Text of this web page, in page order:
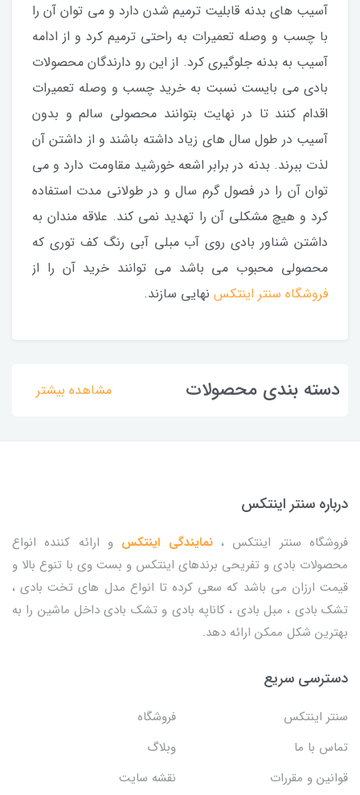
آسیب های بدنه قابلیت ترمیم شدن دارد و می توان آن را
با چسب و وصله تعمیرات به راحتی ترمیم کرد و از ادامه
آسیب به بدنه جلوگیری کرد. از این رو دارندگان محصولات
بادی می بایست نسبت به خرید چسب و وصله تعمیرات
اقدام کنند تا در نهایت بتوانند محصولی سالم و بدون
آسیب در طول سال های زیاد داشته باشند و از داشتن آن
لذت ببرند. بدنه در برابر اشعه خورشید مقاومت دارد و می
توان آن را در فصول گرم سال و در طولانی مدت استفاده
کرد و هیچ مشکلی آن را تهدید نمی کند. علاقه مندان به
داشتن شناور بادی روی آب مبلی آبی رنگ کف توری که
محصولی محبوب می باشد می توانند خرید آن را از
فروشگاه سنتر اینتکس نهایی سازند.
دسته بندی محصولات مشاهده بیشتر
درباره سنتر اینتکس
فروشگاه سنتر اینتکس ،نمایندگی اینتکس و ارائه کننده انواع
محصولات بادی و تفریحی برندهای اینتکس و بست وی با تنوع بالا و
قیمت ارزان می باشد که سعی کرده تا انواع مدل های تخت بادی ،
تشک بادی ، مبل بادی ، کاناپه بادی و تشک بادی داخل ماشین را به
بهترین شکل ممکن ارائه دهد.
دسترسی سریع
سنتر اینتکس
فروشگاه
تماس با ما
وبلاگ
قوانین و مقررات
نقشه سایت